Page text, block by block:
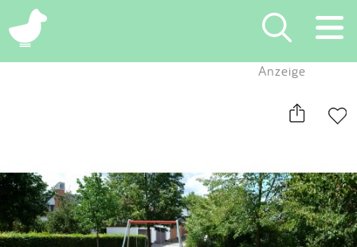
×
App
Blog
Anzeige